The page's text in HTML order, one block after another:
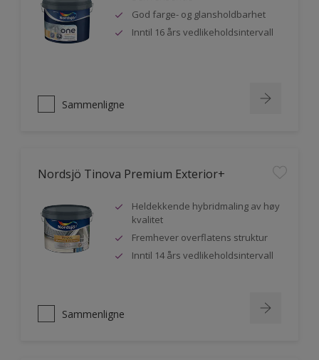
God farge- og glansholdbarhet
Inntil 16 års vedlikeholdsintervall
Sammenligne
Nordsjö Tinova Premium Exterior+
Heldekkende hybridmaling av høy
kvalitet
Fremhever overflatens struktur
Inntil 14 års vedlikeholdsintervall
Sammenligne